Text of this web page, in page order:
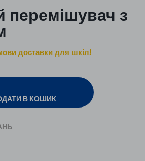
перемішувач з
доставки для шкіл!
В КОШИК